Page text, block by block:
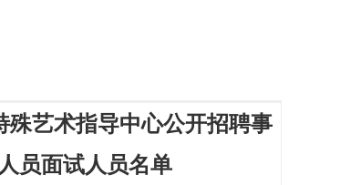
殊艺术指导中心公开招聘事
员面试人员名单